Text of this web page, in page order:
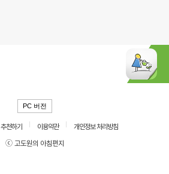
PC 버전
추천하기 이용약관
개인정보 처리방침
ⓒ 고도원의 아침편지